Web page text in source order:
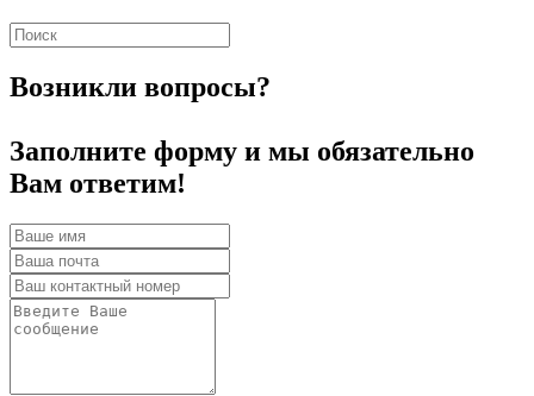
Возникли вопросы?
Заполните форму и мы обязательно
Вам ответим!